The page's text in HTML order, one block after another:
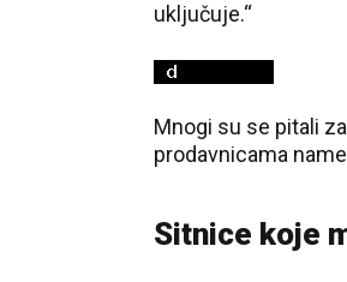
uključuje.“
Mnogi su se pitali
prodavnicama
Sitnice koje